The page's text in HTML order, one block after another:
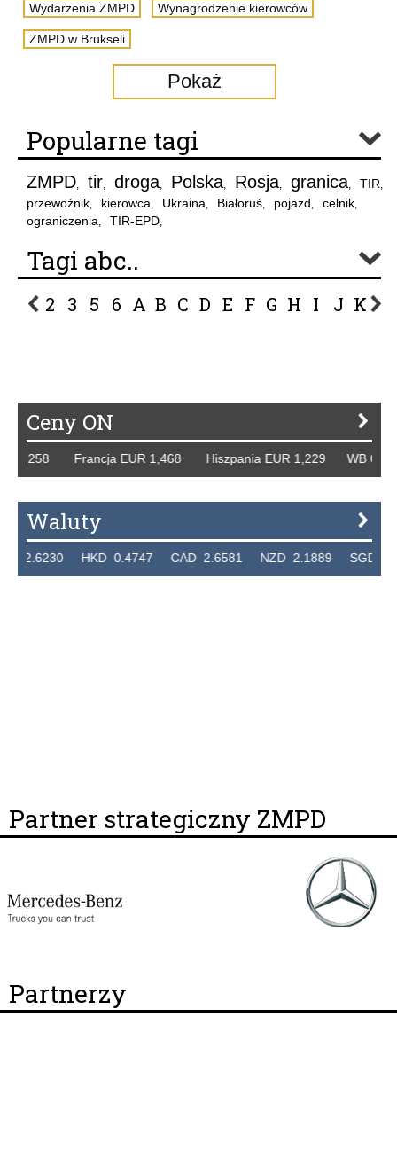
Wydarzenia ZMPD Wynagrodzenie kierowców
ZMPD w Brukseli
Pokaż
Popularne tagi
ZMPD, tir, droga, Polska, Rosja, granica, TIR,
przewoźnik, kierowca, Ukraina, Białoruś, pojazd, celnik,
ograniczenia, TIR-EPD,
Tagi abc..
2 3 5 6 A B C D E F G H I J K L
Ceny ON
Francja EUR 1,468 Hiszpania EUR 1,229 WB GBP
Waluty
HKD 0.4747 CAD 2.6581 NZD 2.1889 SGD
Partner strategiczny ZMPD
Partnerzy